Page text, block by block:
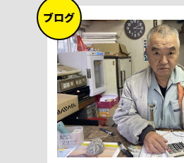
ブログ